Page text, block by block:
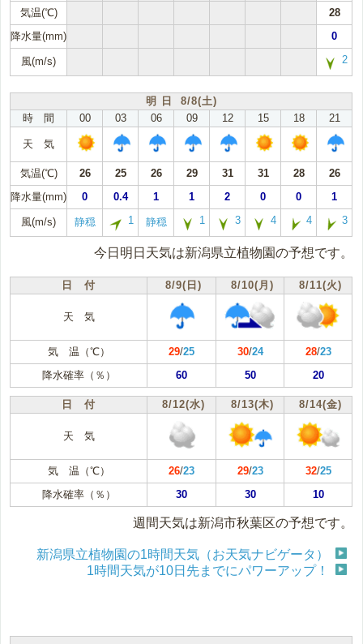
気温(℃)
28
降水量(mm)
0
風(m/s) 2
明 日 8/8(土)
時 間
00 03 06 09 12 15 18 21
天 気
気温(℃) 26 25 26 29 31 31 28
26
降水量(mm)
0 0.4 1 1 2 0 0 1
風(m/s) 静穏 1 静穏 1 3 4 4 3
今日明日天気は新潟県立植物園の予想です。
日 付 8/9(日) 8/10(月) 8/11(火)
天 気
気 温（℃） 29/25 30/24 28/23
降水確率（％）
60 50 20
日 付 8/12(水) 8/13(木) 8/14(金)
天 気
気 温（℃） 26/23 29/23 32/25
降水確率（％）
30 30 10
週間天気は新潟市秋葉区の予想です。
新潟県立植物園の1時間天気（お天気ナビゲータ）
1時間天気が10日先までにパワーアップ！